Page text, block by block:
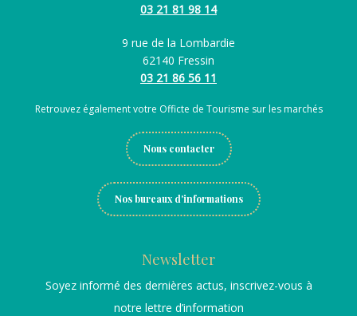
03 21 81 98 14
9 rue de la Lombardie
62140 Fressin
03 21 86 56 11
Retrouvez également votre Officte de Tourisme sur les marchés
Nous contacter
Nos bureaux d'informations
Newsletter
Soyez informé des dernières actus, inscrivez-vous à
notre lettre d’information